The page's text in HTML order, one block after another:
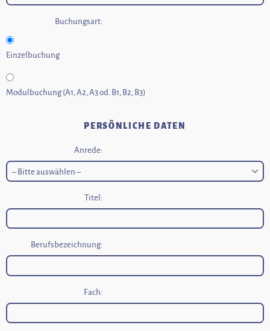
Buchungsart:
Einzelbuchung
Modulbuchung (A1, A2, A3 od. B1, B2, B3)
PERSÖNLICHE DATEN
Anrede:
Titel:
Berufsbezeichnung:
Fach: